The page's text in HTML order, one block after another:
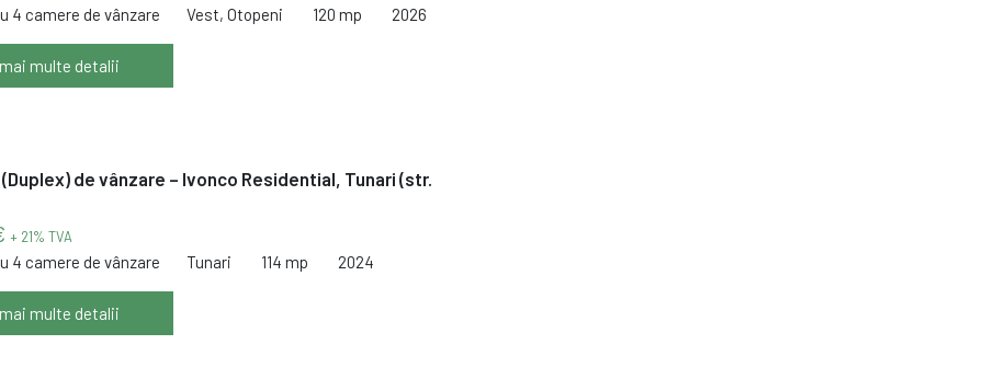
4 camere de vânzare Vest, Otopeni 120 mp 2026
multe detalii
de vânzare – Ivonco Residential, Tunari (str.
+ 21% TVA
4 camere de vânzare Tunari 114 mp 2024
multe detalii